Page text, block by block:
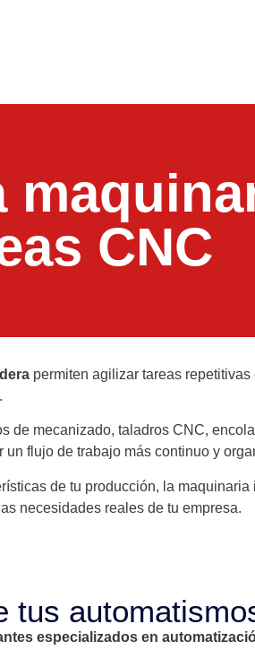
CNC
permiten agilizar tareas
de mecanizado, taladros CNC,
flujo de trabajo más continuo y
de tu producción, la
necesidades reales de tu empresa.
tus
especializados en